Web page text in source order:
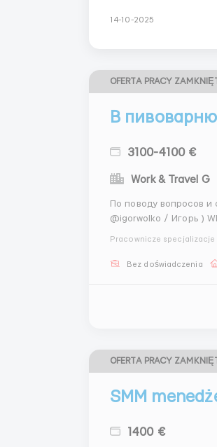
14-10-2025
OFERTA PRACY
В
3100-4100 €
Work & Travel G
По поводу вопросов и
@igorwolko / Игорь ) WhatsApp - (
Pracownicze specjalizacje
Bez doświadczenia
OFERTA PRACY
SMM
1400 €